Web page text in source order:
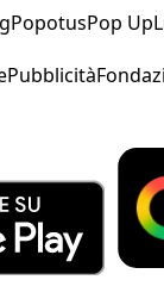
PopotusPop Up
Pubblicità